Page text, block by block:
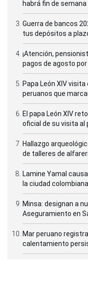
habrá fin de semana
Guerra de bancos
tus depósitos a
¡Atención,
pagos de agosto por
Papa León XIV
peruanos que
El papa León XIV
oficial de su visita al
Hallazgo
de talleres de
Lamine Yamal
la ciudad
Minsa: designan a
Aseguramiento en
Mar peruano
calentamiento